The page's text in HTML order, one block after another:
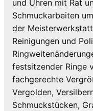
und Uhren mit Rat
Schmuckarbeiten
der
Reinigungen und
festsitzender Ringe
fachgerechte
Vergolden,
Schmuckstücken,